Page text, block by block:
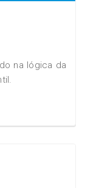
na lógica da